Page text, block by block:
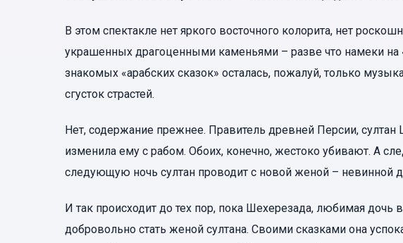
В этом спектакле нет яркого восточного колорита, нет
украшенных драгоценными каменьями – разве что намеки
знакомых «арабских сказок» осталась, пожалуй, только
сгусток страстей.
Нет, содержание прежнее. Правитель древней Персии,
изменила ему с рабом. Обоих, конечно, жестоко убивают. А
следующую ночь султан проводит с новой женой – невинной
И так происходит до тех пор, пока Шехерезада, любимая дочь
добровольно стать женой султана. Своими сказками она